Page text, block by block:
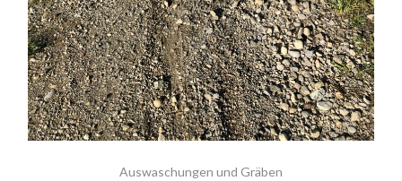
Auswaschungen und Gräben